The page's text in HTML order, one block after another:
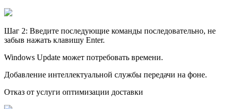
Шаг 2: Введите последующие команды последовательно, не
забыв нажать клавишу Enter.
Windows Update может потребовать времени.
Добавление интеллектуальной службы передачи на фоне.
Отказ от услуги оптимизации доставки